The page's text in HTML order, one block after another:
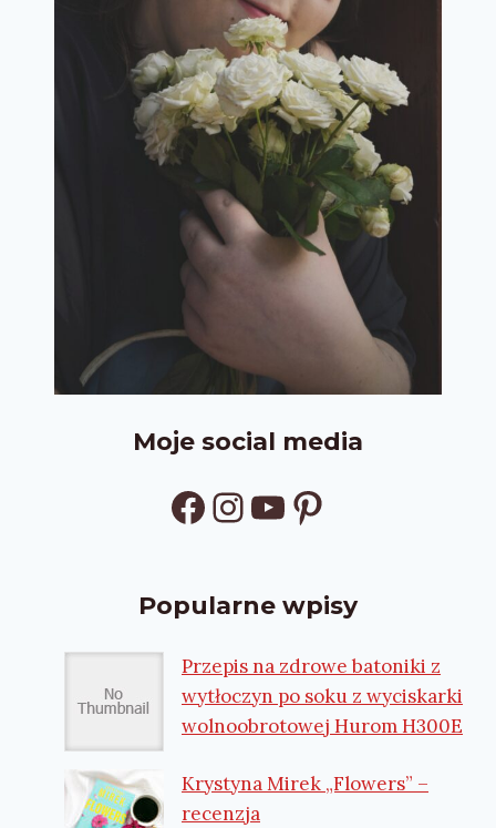
Moje social media
Facebook
Instagram
YouTube
Pinterest
Popularne wpisy
Przepis na zdrowe batoniki z
wytłoczyn po soku z wyciskarki
wolnoobrotowej Hurom H300E
Krystyna Mirek „Flowers” –
recenzja